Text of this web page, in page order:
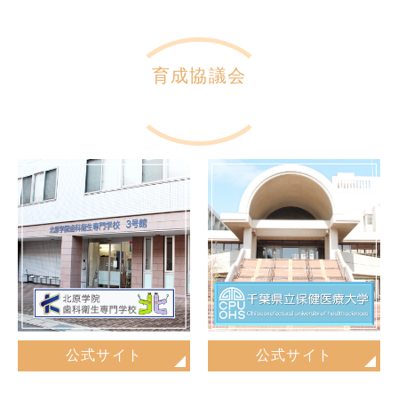
育成協議会
公式サイト 公式サイト